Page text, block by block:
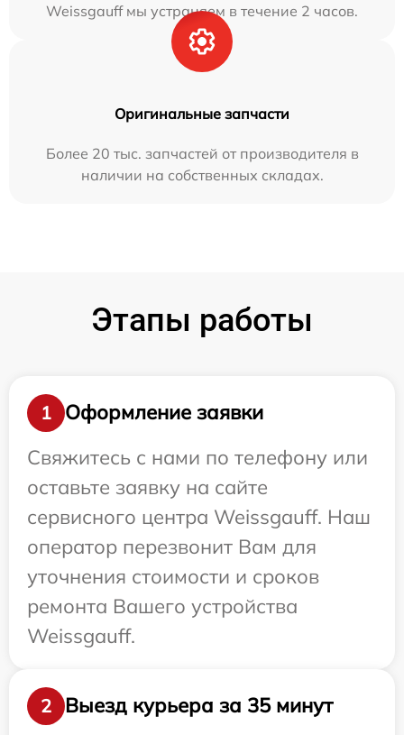
Weissgauff мы устраняем в течение 2 часов.
Оригинальные запчасти
Более 20 тыс. запчастей от производителя в
наличии на собственных складах.
Этапы работы
1
Оформление заявки
Свяжитесь с нами по телефону или
оставьте заявку на сайте
сервисного центра Weissgauff. Наш
оператор перезвонит Вам для
уточнения стоимости и сроков
ремонта Вашего устройства
Weissgauff.
2 Выезд курьера за 35 минут